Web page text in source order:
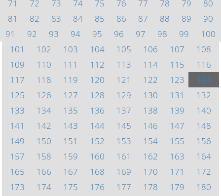
71
72 73 74 75 76 77 78 79
80
81
82 83 84 85 86 87 88 89
90
91
92 93 94 95 96 97 98 99
100
101
102 103 104 105 106 107
108
109
110 111 112 113 114 115
116
117
118 119 120 121 122 123
124
125
126 127 128 129 130 131
132
133
134 135 136 137 138 139
140
141
142 143 144 145 146 147
148
149
150 151 152 153 154 155
156
157
158 159 160 161 162 163
164
165
166 167 168 169 170 171
172
173
174 175 176 177 178 179
180